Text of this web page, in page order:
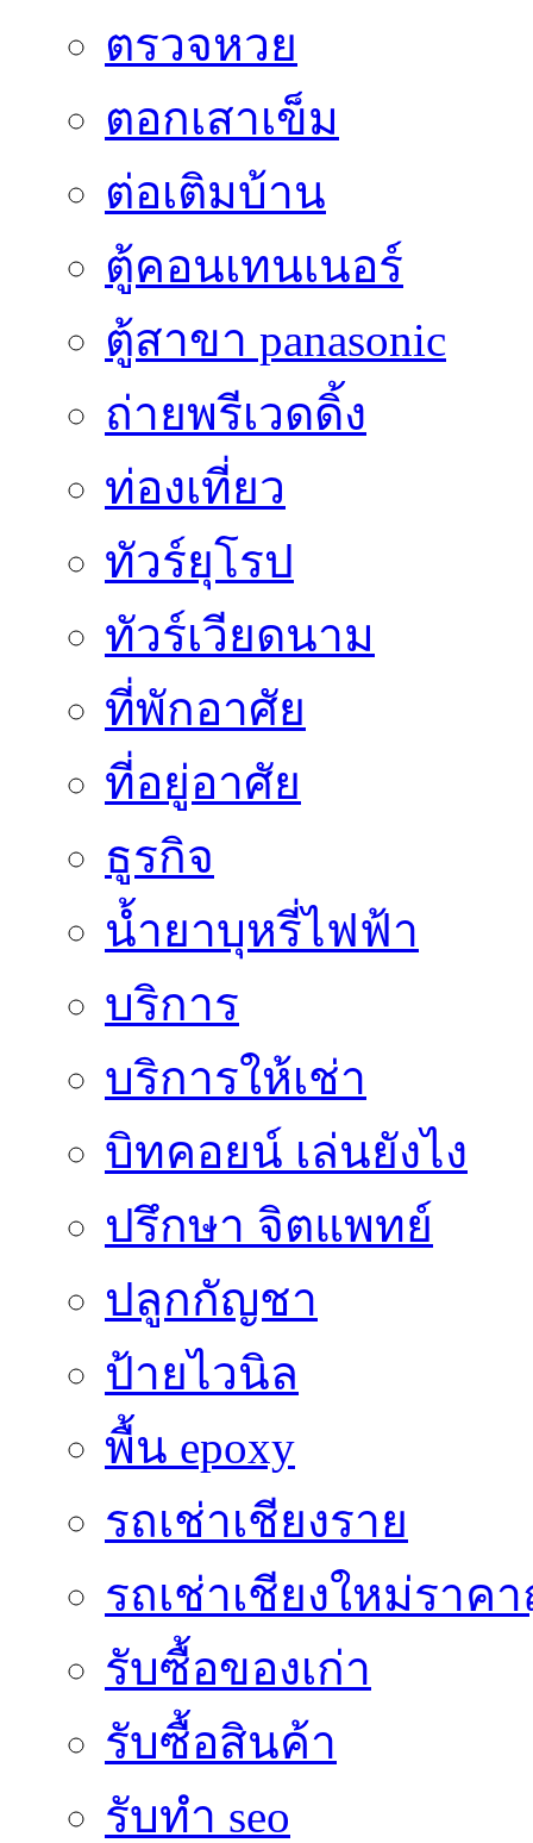
ตรวจหวย
ตอกเสาเข็ม
ต่อเติมบ้าน
ตู้คอนเทนเนอร์
ตู้สาขา panasonic
ถ่ายพรีเวดดิ้ง
ท่องเที่ยว
ทัวร์ยุโรป
ทัวร์เวียดนาม
ที่พักอาศัย
ที่อยู่อาศัย
ธูรกิจ
น้ำยาบุหรี่ไฟฟ้า
บริการ
บริการให้เช่า
บิทคอยน์ เล่นยังไง
ปรึกษา จิตแพทย์
ปลูกกัญชา
ป้ายไวนิล
พื้น epoxy
รถเช่าเชียงราย
รถเช่าเชียงใหม่ราค
รับซื้อของเก่า
รับซื้อสินค้า
รับทำ seo